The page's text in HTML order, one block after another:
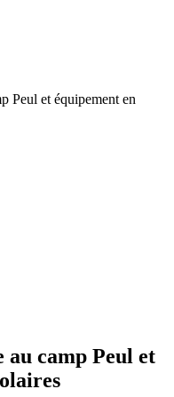
Peul et équipement en
au camp Peul et